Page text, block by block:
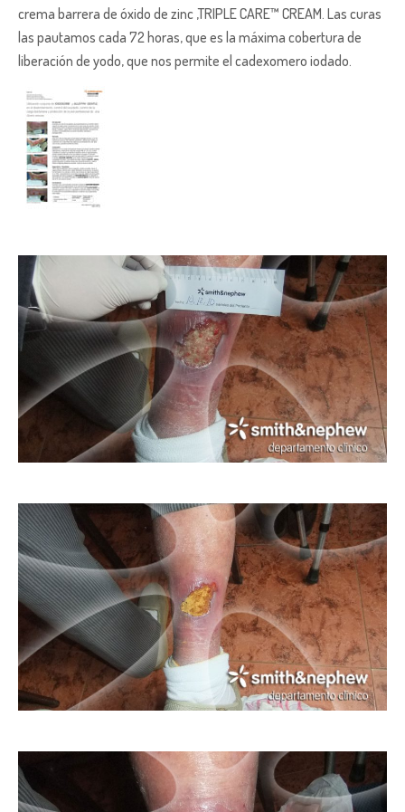
crema barrera de óxido de zinc ,TRIPLE CARE™ CREAM. Las curas
las pautamos cada 72 horas, que es la máxima cobertura de
liberación de yodo, que nos permite el cadexomero iodado.